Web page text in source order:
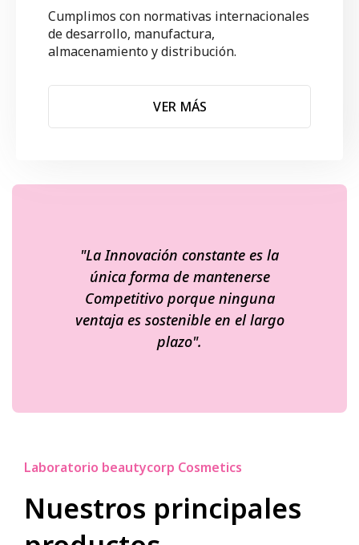
Cumplimos con normativas internacionales
de desarrollo, manufactura,
almacenamiento y distribución.
VER MÁS
"La Innovación constante es la
única forma de mantenerse
Competitivo porque ninguna
ventaja es sostenible en el largo
plazo".
Laboratorio beautycorp Cosmetics
Nuestros principales